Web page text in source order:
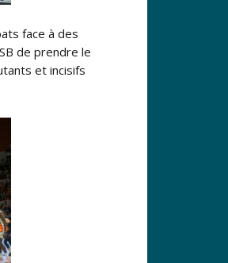
face à des
de prendre le
et incisifs